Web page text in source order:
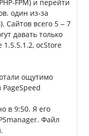
FPM) и перейти
один из-за
Сайтов всего 5 – 7
давать только
1.5.5.1.2, ocStore
ощутимо
в 9:50. Я его
Файл